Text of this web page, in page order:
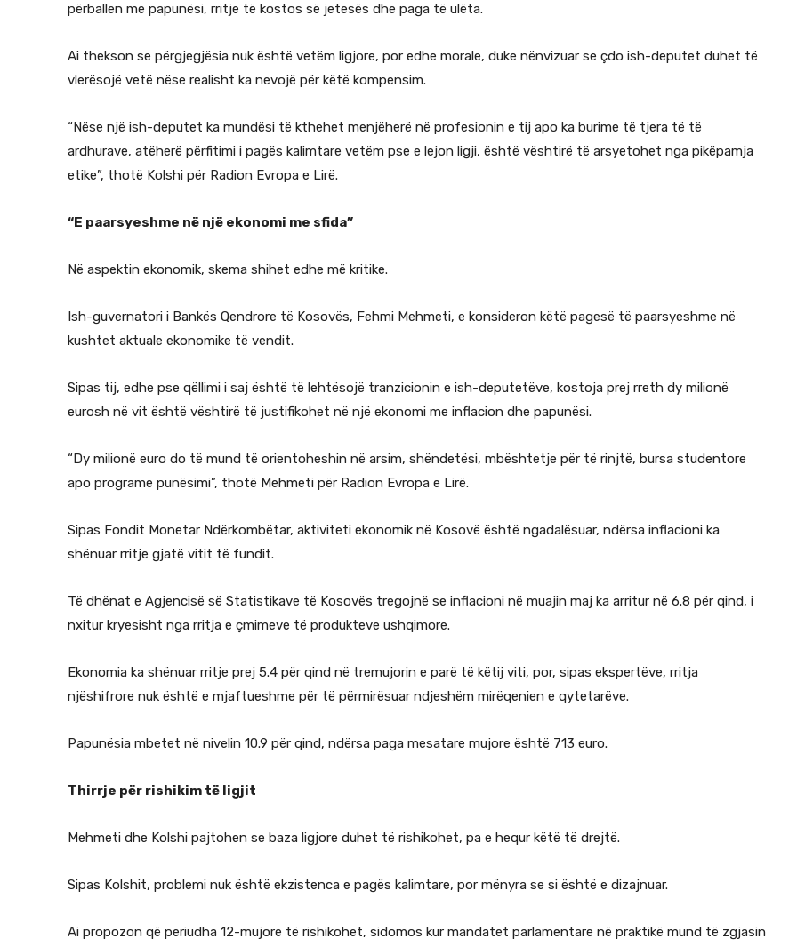
përballen me papunësi, rritje të kostos së jetesës dhe paga të ulëta.
Ai thekson se përgjegjësia nuk është vetëm ligjore, por edhe morale, duke nënvizuar se çdo ish-deputet duhet të
vlerësojë vetë nëse realisht ka nevojë për këtë kompensim.
“Nëse një ish-deputet ka mundësi të kthehet menjëherë në profesionin e tij apo ka burime të tjera të të
ardhurave, atëherë përfitimi i pagës kalimtare vetëm pse e lejon ligji, është vështirë të arsyetohet nga pikëpamja
etike”, thotë Kolshi për Radion Evropa e Lirë.
“E paarsyeshme në një ekonomi me sfida”
Në aspektin ekonomik, skema shihet edhe më kritike.
Ish-guvernatori i Bankës Qendrore të Kosovës, Fehmi Mehmeti, e konsideron këtë pagesë të paarsyeshme në
kushtet aktuale ekonomike të vendit.
Sipas tij, edhe pse qëllimi i saj është të lehtësojë tranzicionin e ish-deputetëve, kostoja prej rreth dy milionë
eurosh në vit është vështirë të justifikohet në një ekonomi me inflacion dhe papunësi.
“Dy milionë euro do të mund të orientoheshin në arsim, shëndetësi, mbështetje për të rinjtë, bursa studentore
apo programe punësimi”, thotë Mehmeti për Radion Evropa e Lirë.
Sipas Fondit Monetar Ndërkombëtar, aktiviteti ekonomik në Kosovë është ngadalësuar, ndërsa inflacioni ka
shënuar rritje gjatë vitit të fundit.
Të dhënat e Agjencisë së Statistikave të Kosovës tregojnë se inflacioni në muajin maj ka arritur në 6.8 për qind, i
nxitur kryesisht nga rritja e çmimeve të produkteve ushqimore.
Ekonomia ka shënuar rritje prej 5.4 për qind në tremujorin e parë të këtij viti, por, sipas ekspertëve, rritja
njëshifrore nuk është e mjaftueshme për të përmirësuar ndjeshëm mirëqenien e qytetarëve.
Papunësia mbetet në nivelin 10.9 për qind, ndërsa paga mesatare mujore është 713 euro.
Thirrje për rishikim të ligjit
Mehmeti dhe Kolshi pajtohen se baza ligjore duhet të rishikohet, pa e hequr këtë të drejtë.
Sipas Kolshit, problemi nuk është ekzistenca e pagës kalimtare, por mënyra se si është e dizajnuar.
Ai propozon që periudha 12-mujore të rishikohet, sidomos kur mandatet parlamentare në praktikë mund të zgjasin